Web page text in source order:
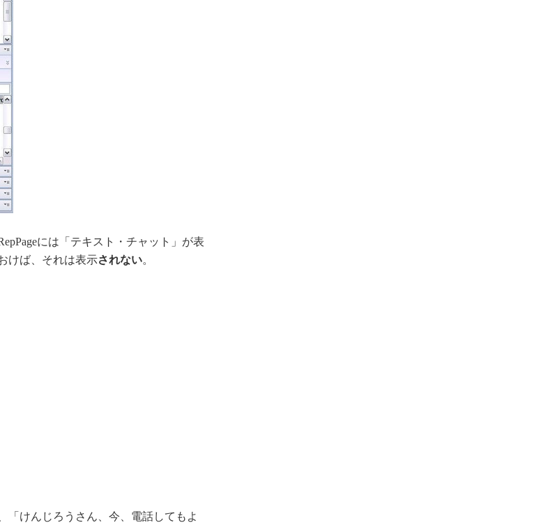
には「テキスト・チャット」が表
けば、それは表示されない。
「けんじろうさん、今、電話してもよ